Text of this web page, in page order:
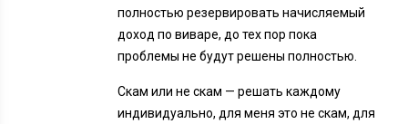
полностью резервировать начисляемый
доход по виваре, до тех пор пока
проблемы не будут решены полностью.
Скам или не скам — решать каждому
индивидуально, для меня это не скам, для